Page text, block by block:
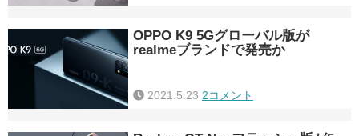
OPPO K9 5Gグローバル版が
realmeブランドで発売か
2021.5.23 2コメント